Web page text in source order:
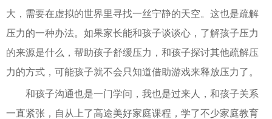
大，需要在虚拟的世界里寻找一丝宁静的天空。这也是疏解
压力的一种办法。如果家长能和孩子谈谈心，了解孩子压力
的来源是什么，帮助孩子舒缓压力，和孩子探讨其他疏解压
力的方式，可能孩子就不会只知道借助游戏来释放压力了。
和孩子沟通也是一门学问，我也是过来人，和孩子关系
一直紧张，自从上了高途美好家庭课程，学了不少家庭教育